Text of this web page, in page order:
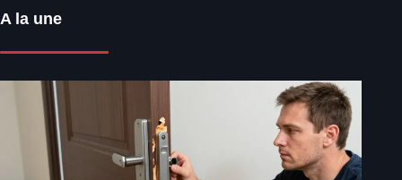
A la une